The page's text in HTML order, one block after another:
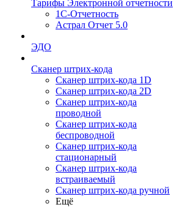
Тарифы Электронной отчетности
1С-Отчетность
Астрал Отчет 5.0
ЭДО
Сканер штрих-кода
Сканер штрих-кода 1D
Сканер штрих-кода 2D
Сканер штрих-кода
проводной
Сканер штрих-кода
беспроводной
Сканер штрих-кода
стационарный
Сканер штрих-кода
встраиваемый
Сканер штрих-кода ручной
Ещё